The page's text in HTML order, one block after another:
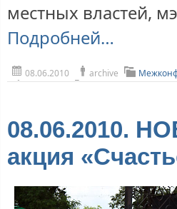
местных властей,
Подробней…
08.06.2010 archive
08.06.2010.
акция